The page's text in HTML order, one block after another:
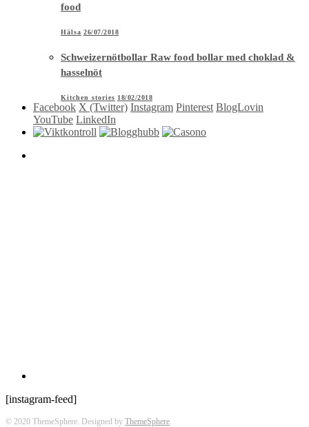
food
Hälsa 26/07/2018
Schweizernötbollar Raw food bollar med choklad &
hasselnöt
Kitchen stories 18/02/2018
Facebook X (Twitter) Instagram Pinterest BlogLovin
YouTube LinkedIn
[instagram-feed]
© 2020 ThemeSphere. Designed by ThemeSphere